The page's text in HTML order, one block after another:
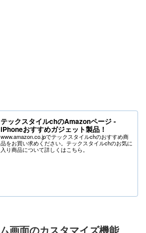
テックスタイルchのAmazonページ -
iPhoneおすすめガジェット製品！
www.amazon.co.jpでテックスタイルchのおすすめ商
品をお買い求めください。テックスタイルchのお気に
入り商品について詳しくはこちら。
画面のカスタマイズ機能